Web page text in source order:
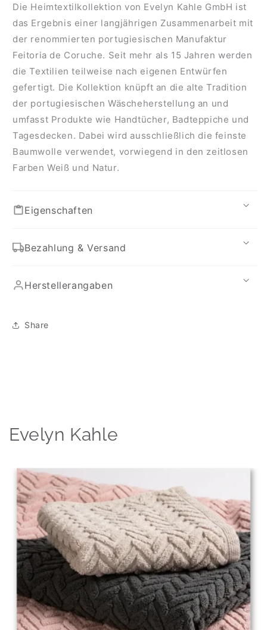
Die Heimtextilkollektion von Evelyn Kahle GmbH ist
das Ergebnis einer langjährigen Zusammenarbeit mit
der renommierten portugiesischen Manufaktur
Feitoria de Coruche. Seit mehr als 15 Jahren werden
die Textilien teilweise nach eigenen Entwürfen
gefertigt. Die Kollektion knüpft an die alte Tradition
der portugiesischen Wäscheherstellung an und
umfasst Produkte wie Handtücher, Badteppiche und
Tagesdecken. Dabei wird ausschließlich die feinste
Baumwolle verwendet, vorwiegend in den zeitlosen
Farben Weiß und Natur.
Eigenschaften
Bezahlung & Versand
Herstellerangaben
Share
Evelyn Kahle